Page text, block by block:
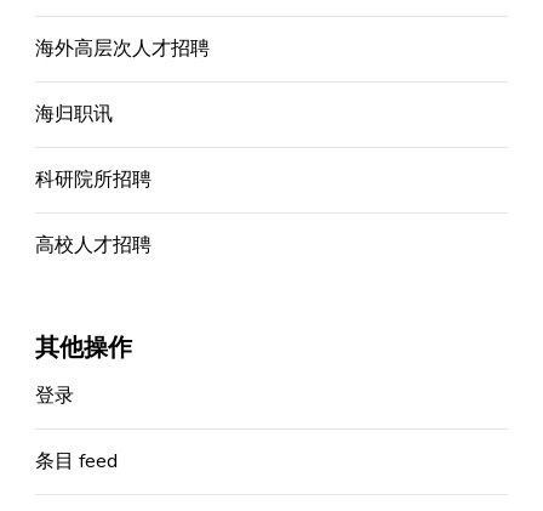
海外高层次人才招聘
海归职讯
科研院所招聘
高校人才招聘
其他操作
登录
条目 feed